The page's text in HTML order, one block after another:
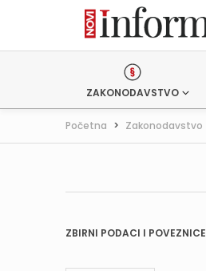
ZAKONODAVSTVO
Početna > Zakonodavstvo
ZBIRNI PODACI I POVEZNICE